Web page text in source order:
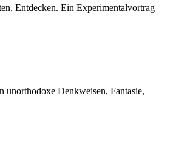
Entdecken. Ein Experimentalvortrag
unorthodoxe Denkweisen, Fantasie,